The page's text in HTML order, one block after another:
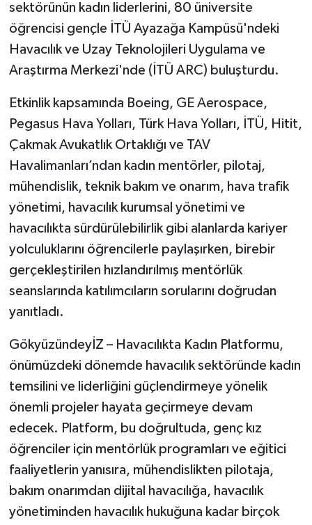
sektörünün kadın liderlerini, 80 üniversite
öğrencisi gençle İTÜ Ayazağa Kampüsü'ndeki
Havacılık ve Uzay Teknolojileri Uygulama ve
Araştırma Merkezi'nde (İTÜ ARC) buluşturdu.
Etkinlik kapsamında Boeing, GE Aerospace,
Pegasus Hava Yolları, Türk Hava Yolları, İTÜ, Hitit,
Çakmak Avukatlık Ortaklığı ve TAV
Havalimanları’ndan kadın mentörler, pilotaj,
mühendislik, teknik bakım ve onarım, hava trafik
yönetimi, havacılık kurumsal yönetimi ve
havacılıkta sürdürülebilirlik gibi alanlarda kariyer
yolculuklarını öğrencilerle paylaşırken, birebir
gerçekleştirilen hızlandırılmış mentörlük
seanslarında katılımcıların sorularını doğrudan
yanıtladı.
GökyüzündeyİZ – Havacılıkta Kadın Platformu,
önümüzdeki dönemde havacılık sektöründe kadın
temsilini ve liderliğini güçlendirmeye yönelik
önemli projeler hayata geçirmeye devam
edecek. Platform, bu doğrultuda, genç kız
öğrenciler için mentörlük programları ve eğitici
faaliyetlerin yanısıra, mühendislikten pilotaja,
bakım onarımdan dijital havacılığa, havacılık
yönetiminden havacılık hukuğuna kadar birçok